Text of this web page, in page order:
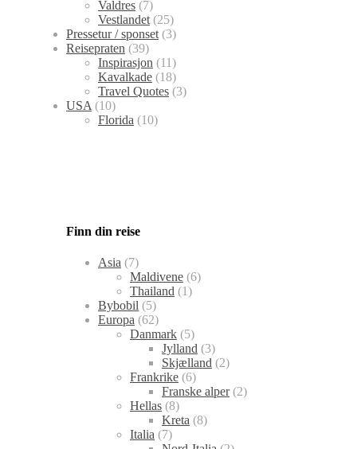
Valdres (7)
Vestlandet (25)
Pressetur / sponset (3)
Reisepraten (39)
Inspirasjon (11)
Kavalkade (18)
Travel Quotes (3)
USA (10)
Florida (10)
Finn din reise
Asia (7)
Maldivene (6)
Thailand (1)
Bybobil (5)
Europa (62)
Danmark (5)
Jylland (3)
Skjælland (2)
Frankrike (6)
Franske alper(2)
Hellas (8)
Kreta (8)
Italia (7)